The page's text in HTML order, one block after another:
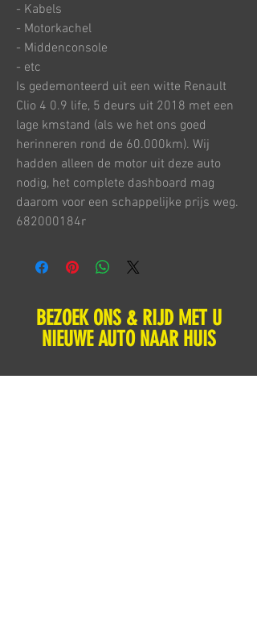
- Kabels
- Motorkachel
- Middenconsole
- etc
Is gedemonteerd uit een witte Renault
Clio 4 0.9 life, 5 deurs uit 2018 met een
lage kmstand (als we het ons goed
herinneren rond de 60.000km). Wij
hadden alleen de motor uit deze auto
nodig, het complete dashboard mag
daarom voor een schappelijke prijs weg.
682000184r
BEZOEK ONS & RIJD MET U
NIEUWE AUTO NAAR HUIS